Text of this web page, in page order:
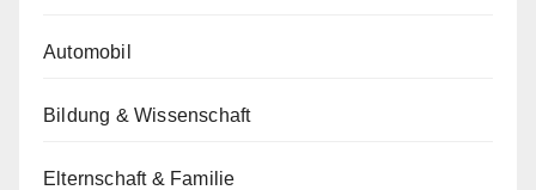
Automobil
Bildung & Wissenschaft
Elternschaft & Familie